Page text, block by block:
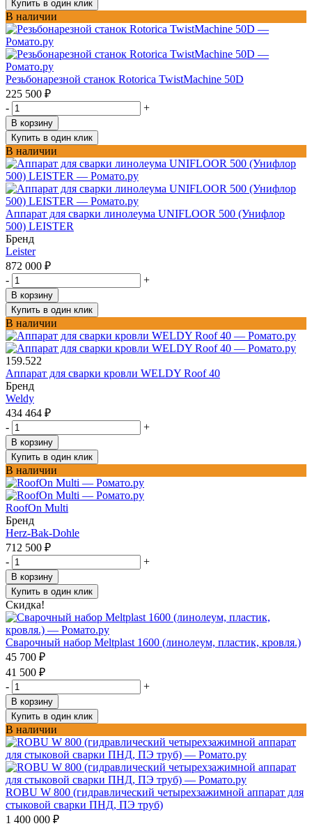
Купить в один клик
В наличии
Резьбонарезной станок Rotorica TwistMachine 50D
225 500 ₽
-
+
В корзину
Купить в один клик
В наличии
Аппарат для сварки линолеума UNIFLOOR 500 (Унифлор
500) LEISTER
Бренд
Leister
872 000 ₽
-
+
В корзину
Купить в один клик
В наличии
159.522
Аппарат для сварки кровли WELDY Roof 40
Бренд
Weldy
434 464 ₽
-
+
В корзину
Купить в один клик
В наличии
RoofOn Multi
Бренд
Herz-Bak-Dohle
712 500 ₽
-
+
В корзину
Купить в один клик
Скидка!
Сварочный набор Meltplast 1600 (линолеум, пластик, кровля.)
45 700 ₽
41 500 ₽
-
+
В корзину
Купить в один клик
В наличии
ROBU W 800 (гидравлический четырехзажимной аппарат для
стыковой сварки ПНД, ПЭ труб)
1 400 000 ₽